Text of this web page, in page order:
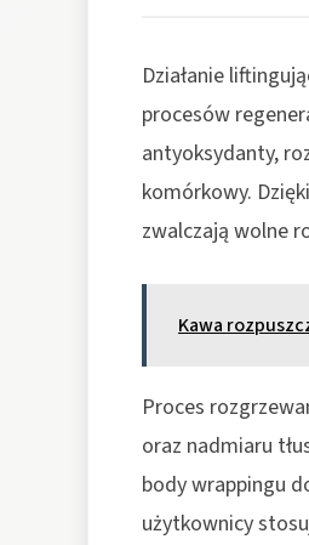
Działanie
procesów
antyoksydanty,
komórkowy.
zwalczają wolne
Kawa
Proces
oraz nadmiaru
body wrappingu
użytkownicy